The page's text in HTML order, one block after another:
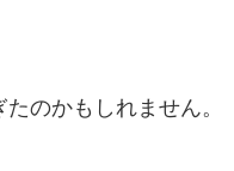
のかもしれません。